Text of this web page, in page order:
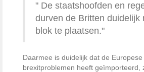
De staatshoofden en
durven de Britten duidelijk
blok te plaatsen.
Daarmee is duidelijk dat de
brexitproblemen heeft geïmporteerd,